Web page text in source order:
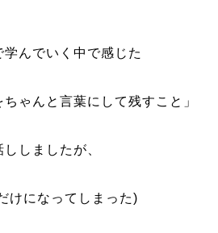
んでいく中で感じた
ちゃんと言葉にして残すこと」
しましたが、
けになってしまった)